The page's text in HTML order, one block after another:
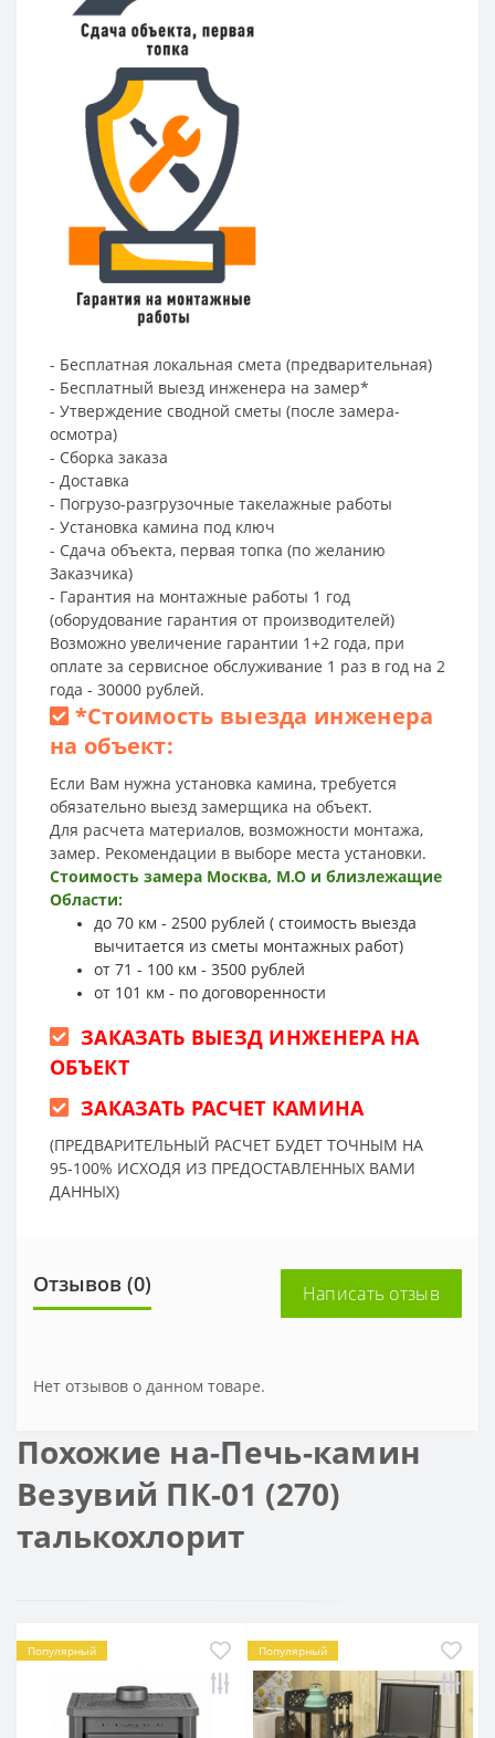
- Бесплатная локальная смета (предварительная)
- Бесплатный выезд инженера на замер*
- Утверждение сводной сметы (после замера-
осмотра)
- Сборка заказа
- Доставка
- Погрузо-разгрузочные такелажные работы
- Установка камина под ключ
- Сдача объекта, первая топка (по желанию
Заказчика)
- Гарантия на монтажные работы 1 год
(оборудование гарантия от производителей)
Возможно увеличение гарантии 1+2 года, при
оплате за сервисное обслуживание 1 раз в год на 2
года - 30000 рублей.
*Стоимость выезда инженера
на объект:
Если Вам нужна установка камина, требуется
обязательно выезд замерщика на объект.
Для расчета материалов, возможности монтажа,
замер. Рекомендации в выборе места установки.
Стоимость замера Москва, М.О и близлежащие
Области:
до 70 км - 2500 рублей ( стоимость выезда
вычитается из сметы монтажных работ)
от 71 - 100 км - 3500 рублей
от 101 км - по договоренности
ЗАКАЗАТЬ ВЫЕЗД ИНЖЕНЕРА НА
ОБЪЕКТ
ЗАКАЗАТЬ РАСЧЕТ КАМИНА
(ПРЕДВАРИТЕЛЬНЫЙ РАСЧЕТ БУДЕТ ТОЧНЫМ НА
95-100% ИСХОДЯ ИЗ ПРЕДОСТАВЛЕННЫХ ВАМИ
ДАННЫХ)
Отзывов (0) Написать отзыв
Нет отзывов о данном товаре.
Похожие на-Печь-камин
Везувий ПК-01 (270)
талькохлорит
Популярный Популярный